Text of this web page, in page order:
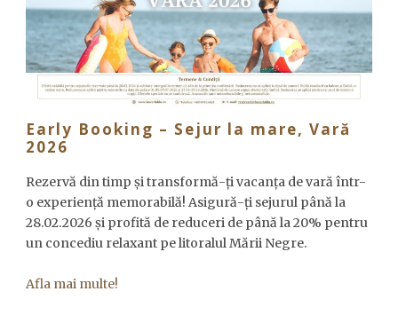
Early Booking – Sejur la mare, Vară
2026
Rezervă din timp și transformă-ți vacanța de vară într-
o experiență memorabilă! Asigură-ți sejurul până la
28.02.2026 și profită de reduceri de până la 20% pentru
un concediu relaxant pe litoralul Mării Negre.
Afla mai multe!